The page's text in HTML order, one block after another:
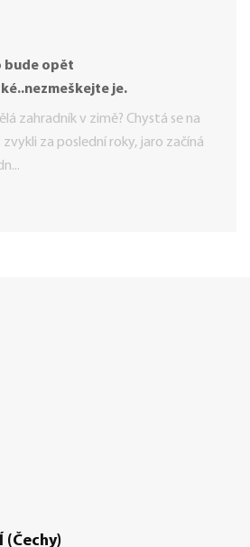
bude opět
je.
zahradník v zimě? Chystá se na
zvykli za poslední roky, jaro začíná
(Čechy)